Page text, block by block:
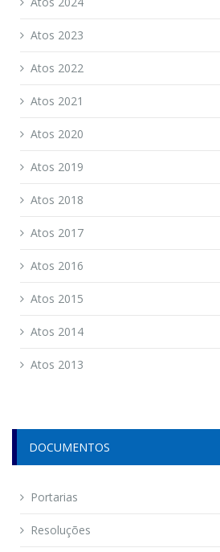
Atos 2023
Atos 2022
Atos 2021
Atos 2020
Atos 2019
Atos 2018
Atos 2017
Atos 2016
Atos 2015
Atos 2014
Atos 2013
DOCUMENTOS
Portarias
Resoluções